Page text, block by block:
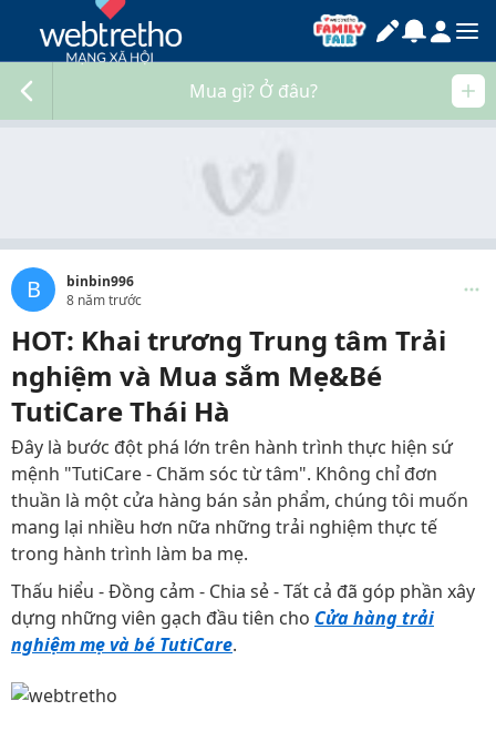
Mua gì? Ở đâu?
B
binbin996
8 năm trước
HOT: Khai trương Trung tâm Trải
nghiệm và Mua sắm Mẹ&Bé
TutiCare Thái Hà
Đây là bước đột phá lớn trên hành trình thực hiện sứ
mệnh "TutiCare - Chăm sóc từ tâm". Không chỉ đơn
thuần là một cửa hàng bán sản phẩm, chúng tôi muốn
mang lại nhiều hơn nữa những trải nghiệm thực tế
trong hành trình làm ba mẹ.
Thấu hiểu - Đồng cảm - Chia sẻ - Tất cả đã góp phần xây
dựng những viên gạch đầu tiên cho Cửa hàng trải
nghiệm mẹ và bé TutiCare.